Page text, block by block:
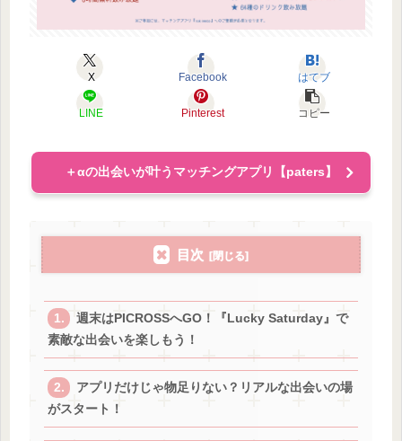
X Facebook はてブ
LINE Pinterest コピー
＋αの出会いが叶うマッチングアプリ【paters】
目次
週末はPICROSSへGO！『Lucky Saturday』で
素敵な出会いを楽しもう！
アプリだけじゃ物足りない？リアルな出会いの場
がスタート！